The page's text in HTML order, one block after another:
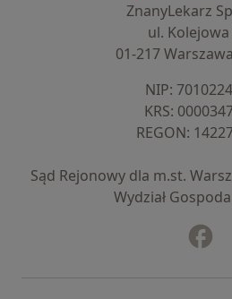
ZnanyLekarz
ul.
01-217
NIP:
KRS:
REGON:
Sąd Rejonowy dla m.st.
Wydział